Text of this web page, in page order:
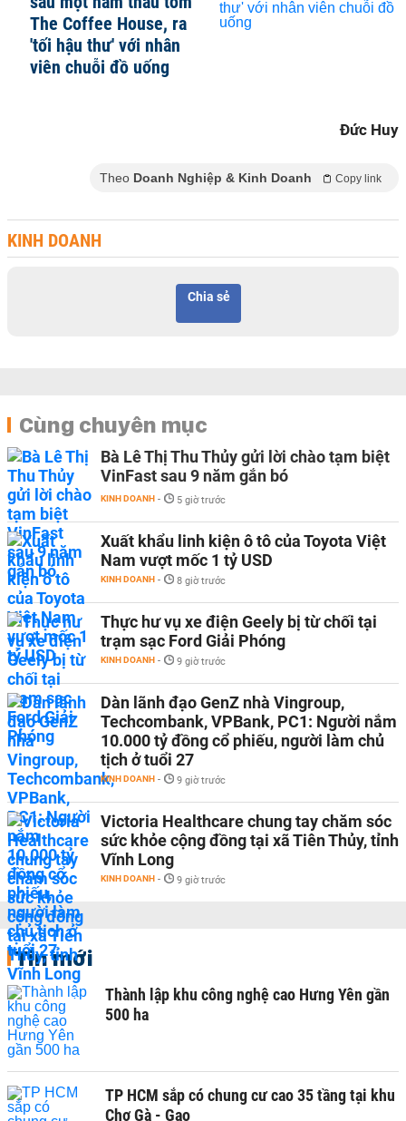
The Coffee House, ra
'tối hậu thư' với nhân
viên chuỗi đồ uống
Đức Huy
Theo Doanh Nghiệp & Kinh Doanh Copy link
KINH DOANH
Chia sẻ
Cùng chuyên mục
Bà Lê Thị Thu Thủy gửi lời chào tạm biệt
VinFast sau 9 năm gắn bó
KINH DOANH - 5 giờ trước
Xuất khẩu linh kiện ô tô của Toyota Việt
Nam vượt mốc 1 tỷ USD
KINH DOANH - 8 giờ trước
Thực hư vụ xe điện Geely bị từ chối tại
trạm sạc Ford Giải Phóng
KINH DOANH - 9 giờ trước
Dàn lãnh đạo GenZ nhà Vingroup,
Techcombank, VPBank, PC1: Người nắm
10.000 tỷ đồng cổ phiếu, người làm chủ
tịch ở tuổi 27
KINH DOANH - 9 giờ trước
Victoria Healthcare chung tay chăm sóc
sức khỏe cộng đồng tại xã Tiên Thủy, tỉnh
Vĩnh Long
KINH DOANH - 9 giờ trước
Tin mới
Thành lập khu công nghệ cao Hưng Yên gần
500 ha
TP HCM sắp có chung cư cao 35 tầng tại khu
Chợ Gà - Gạo